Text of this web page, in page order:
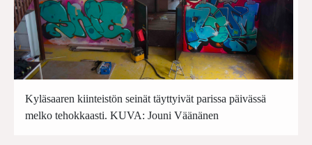
Kyläsaaren kiinteistön seinät täyttyivät parissa päivässä
melko tehokkaasti. KUVA: Jouni Väänänen